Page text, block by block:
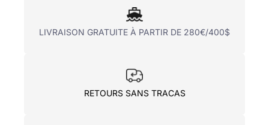
LIVRAISON GRATUITE À PARTIR DE 280€/400$
RETOURS SANS TRACAS